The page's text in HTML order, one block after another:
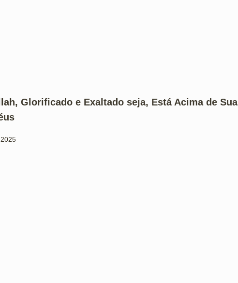
Glorificado e Exaltado seja, Está Acima de Sua